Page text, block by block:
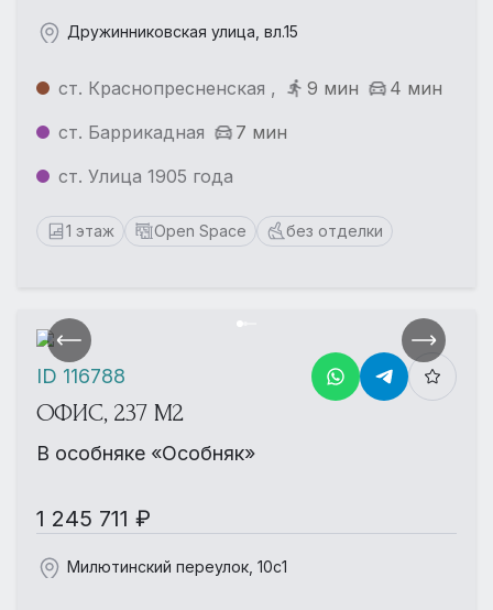
Дружинниковская улица, вл.15
ст. Краснопресненская , 9 мин
4 мин
ст. Баррикадная
7 мин
ст. Улица 1905 года
1 этаж Open Space без отделки
ОФИС, 237 М2
В особняке «Особняк»
1 245 711 ₽
Милютинский переулок, 10с1
ID 116788